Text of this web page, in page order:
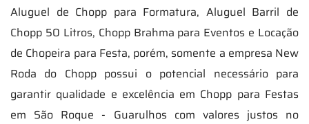
Aluguel de Chopp para Formatura, Aluguel Barril de
Chopp 50 Litros, Chopp Brahma para Eventos e Locação
de Chopeira para Festa, porém, somente a empresa New
Roda do Chopp possui o potencial necessário para
garantir qualidade e excelência em Chopp para Festas
em São Roque - Guarulhos com valores justos no